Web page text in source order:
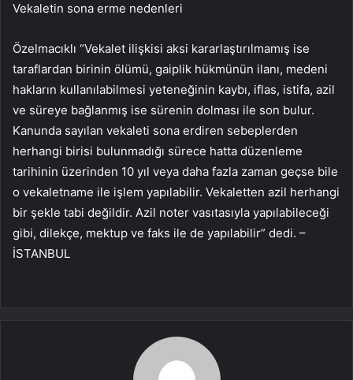
Vekaletin sona erme nedenleri
Özelmacıklı “Vekalet ilişkisi aksi kararlaştırılmamış ise
taraflardan birinin ölümü, gaiplik hükmünün ilanı, medeni
hakların kullanılabilmesi yeteneğinin kaybı, iflas, istifa, azil
ve süreye bağlanmış ise sürenin dolması ile son bulur.
Kanunda sayılan vekaleti sona erdiren sebeplerden
herhangi birisi bulunmadığı sürece hatta düzenleme
tarihinin üzerinden 10 yıl veya daha fazla zaman geçse bile
o vekaletname ile işlem yapılabilir. Vekaletten azil herhangi
bir şekle tabi değildir. Azil noter vasıtasıyla yapılabileceği
gibi, dilekçe, mektup ve faks ile de yapılabilir” dedi. –
İSTANBUL